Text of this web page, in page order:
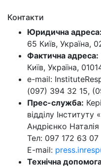
Контакти
Юридична адреса:
65 Київ, Україна,
Фактична адреса:
Київ, Україна,
e-mail:
(097) 394 32 15,
Прес-служба:
відділу Інституту
Андрієнко Наталія
Тел: 097 172 63 07
E-mail:
Технічна